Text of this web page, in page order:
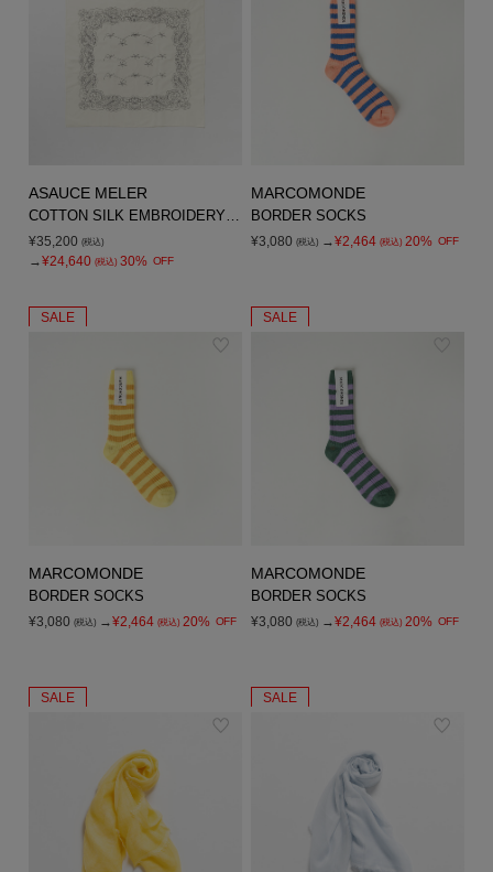
ASAUCE MELER
¥35,200 (税込)
→¥24,640 (税込) 30% OFF
MARCOMONDE
BORDER SOCKS
¥3,080 (税込) →¥2,464 (税込) 20% OFF
SALE
MARCOMONDE
BORDER SOCKS
¥3,080 (税込) →¥2,464 (税込) 20% OFF
SALE
MARCOMONDE
BORDER SOCKS
¥3,080 (税込) →¥2,464 (税込) 20% OFF
SALE SALE